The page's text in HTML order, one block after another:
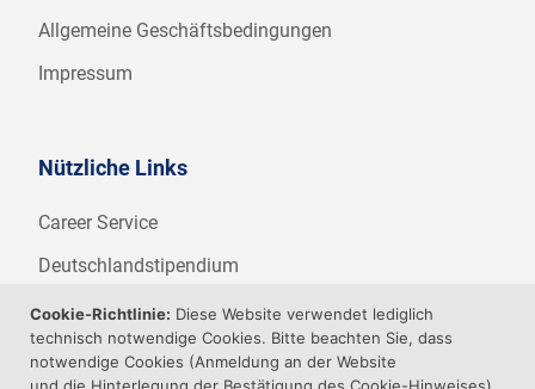
Allgemeine Geschäftsbedingungen
Impressum
Nützliche Links
Career Service
Deutschlandstipendium
WHZ Firmenstipendium
Weitere Angebote der WHZ
Cookie-Richtlinie: Diese Website verwendet lediglich
technisch notwendige Cookies. Bitte beachten Sie, dass
notwendige Cookies (Anmeldung an der Website